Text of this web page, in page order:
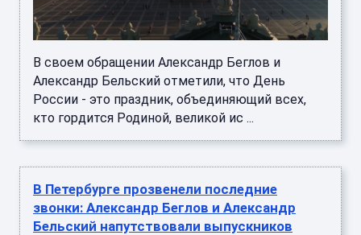
В своем обращении Александр Беглов и
Александр Бельский отметили, что День
России - это праздник, объединяющий всех,
кто гордится Родиной, великой ис ...
В Петербурге прозвенели последние
звонки: Александр Беглов и Александр
Бельский напутствовали выпускников